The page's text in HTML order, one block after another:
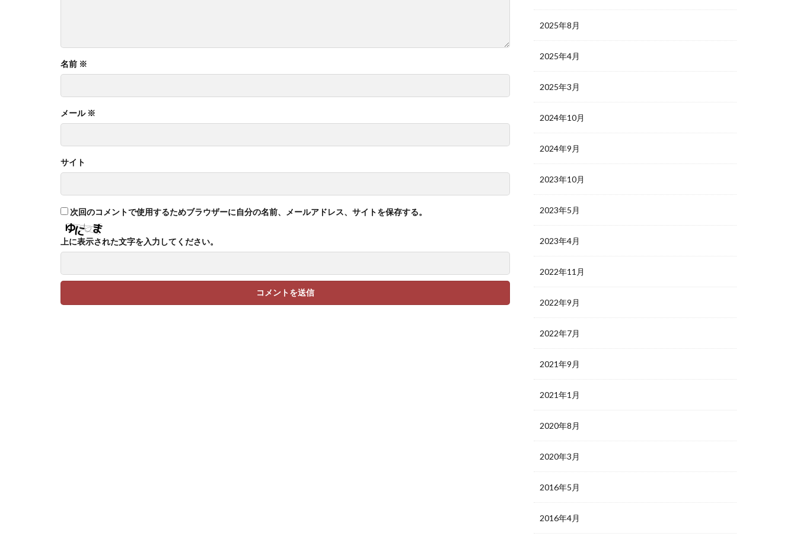
名前 ※
メール ※
サイト
次回のコメントで使用するためブラウザーに自分の名前、メールアドレス、サイトを保存する。
上に表示された文字を入力してください。
2025年8月
2025年4月
2025年3月
2024年10月
2024年9月
2023年10月
2023年5月
2023年4月
2022年11月
2022年9月
2022年7月
2021年9月
2021年1月
2020年8月
2020年3月
2016年5月
2016年4月